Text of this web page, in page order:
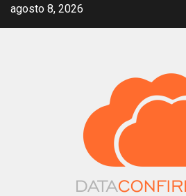
Saltar
agosto 8, 2026